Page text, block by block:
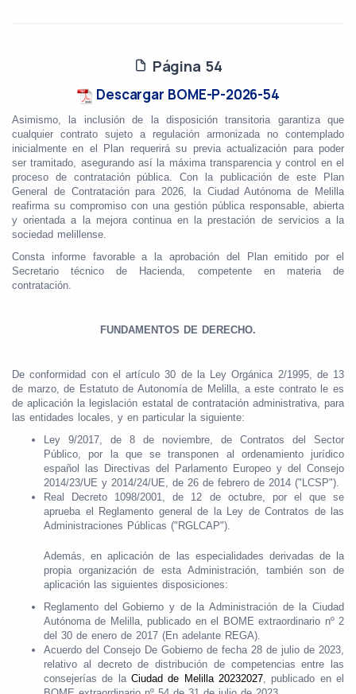
Página 54
Descargar BOME-P-2026-54
Asimismo, la inclusión de la disposición transitoria garantiza que
cualquier contrato sujeto a regulación armonizada no contemplado
inicialmente en el Plan requerirá su previa actualización para poder
ser tramitado, asegurando así la máxima transparencia y control en el
proceso de contratación pública. Con la publicación de este Plan
General de Contratación para 2026, la Ciudad Autónoma de Melilla
reafirma su compromiso con una gestión pública responsable, abierta
y orientada a la mejora continua en la prestación de servicios a la
sociedad melillense.
Consta informe favorable a la aprobación del Plan emitido por el
Secretario técnico de Hacienda, competente en materia de
contratación.
FUNDAMENTOS DE DERECHO.
De conformidad con el artículo 30 de la Ley Orgánica 2/1995, de 13
de marzo, de Estatuto de Autonomía de Melilla, a este contrato le es
de aplicación la legislación estatal de contratación administrativa, para
las entidades locales, y en particular la siguiente:
Ley 9/2017, de 8 de noviembre, de Contratos del Sector
Público, por la que se transponen al ordenamiento jurídico
español las Directivas del Parlamento Europeo y del Consejo
2014/23/UE y 2014/24/UE, de 26 de febrero de 2014 ("LCSP").
Real Decreto 1098/2001, de 12 de octubre, por el que se
aprueba el Reglamento general de la Ley de Contratos de las
Administraciones Públicas ("RGLCAP").
Además, en aplicación de las especialidades derivadas de la
propia organización de esta Administración, también son de
aplicación las siguientes disposiciones:
Reglamento del Gobierno y de la Administración de la Ciudad
Autónoma de Melilla, publicado en el BOME extraordinario nº 2
del 30 de enero de 2017 (En adelante REGA).
Acuerdo del Consejo De Gobierno de fecha 28 de julio de 2023,
relativo al decreto de distribución de competencias entre las
consejerías de la Ciudad de Melilla 20232027, publicado en el